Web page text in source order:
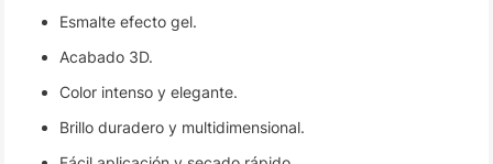
Esmalte efecto gel.
Acabado 3D.
Color intenso y elegante.
Brillo duradero y multidimensional.